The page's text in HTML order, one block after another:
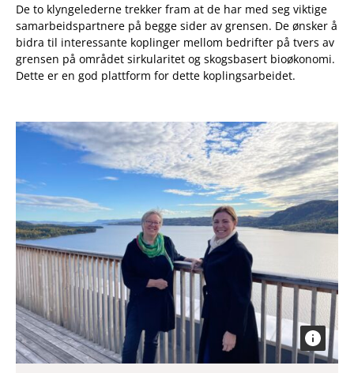
De to klyngelederne trekker fram at de har med seg viktige
samarbeidspartnere på begge sider av grensen. De ønsker å
bidra til interessante koplinger mellom bedrifter på tvers av
grensen på området sirkularitet og skogsbasert bioøkonomi.
Dette er en god plattform for dette koplingsarbeidet.